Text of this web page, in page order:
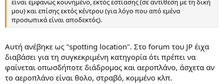
μου) και επίσης εκτός κέντρου (για λόγο που από εμένα
προσωπικά είναι αποδεκτός).
Aυτή ανέβηκε ως "spotting location". Στο forum του JP έιχα
διαβάσει για τη συγκεκριμένη κατηγορία ότι πρέπει να
φαίνεται οπωσδήποτε διάδρομος και αεροπλάνο, άσχετα αν
το αεροπλάνο είναι θολο, στραβό, κομμένο κλπ.